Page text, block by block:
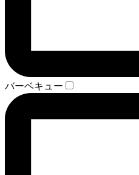
バーベキュー